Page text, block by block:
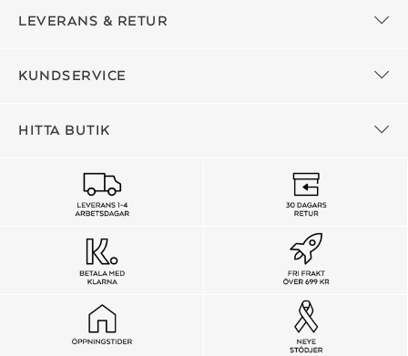
LEVERANS & RETUR
KUNDSERVICE
HITTA BUTIK